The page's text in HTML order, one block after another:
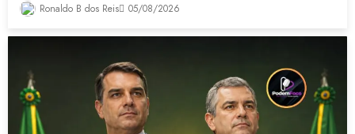
Ronaldo B dos Reis 05/08/2026